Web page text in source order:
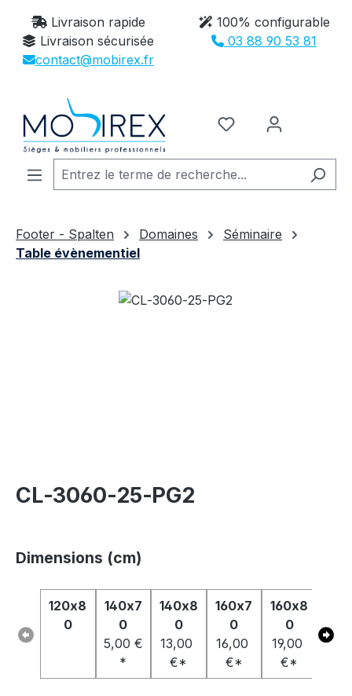
Passer au contenu principal
Livraison rapide
100% configurable
Livraison sécurisée
03 88 90 53 81
contact@mobirex.fr
Vous avez 0
Footer - Spalten Domaines
Séminaire
Table évènementiel
CL‑3060‑25‑PG2
Dimensions (cm)
120x8
0
140x7
0
5,00 €
*
140x8
0
13,00
€*
160x7
0
16,00
€*
160x8
0
19,00
€*